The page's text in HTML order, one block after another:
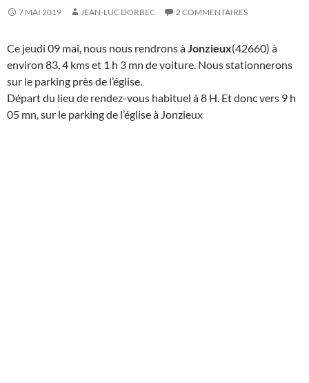
7 MAI 2019 JEAN-LUC DORBEC 2 COMMENTAIRES
Ce jeudi 09 mai, nous nous rendrons à Jonzieux(42660) à
environ 83, 4 kms et 1 h 3 mn de voiture. Nous stationnerons
sur le parking près de l’église.
Départ du lieu de rendez-vous habituel à 8 H. Et donc vers 9 h
05 mn, sur le parking de l’église à Jonzieux